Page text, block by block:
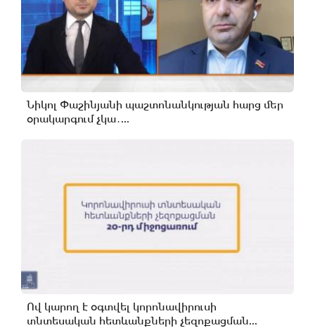
Նիկոլ Փաշինյանի պաշտոնանկության հարց մեր
օրակարգում չկա․...
Ով կարող է օգտվել կորոնավիրուսի
տնտեսական հետևանքների չեզոքացման...